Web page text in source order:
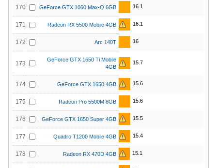
170 GeForce GTX 1060 Max-Q 6GB 16.1
171 Radeon RX 5500 Mobile 4GB 16.1
172 Arc 140T 16
173
GeForce GTX 1650 Ti Mobile
4GB
15.7
174 GeForce GTX 1650 4GB 15.6
175 Radeon Pro 5500M 8GB 15.6
176 GeForce GTX 1650 Super 4GB 15.5
177 Quadro T1200 Mobile 4GB 15.4
178 Radeon RX 470D 4GB 15.1